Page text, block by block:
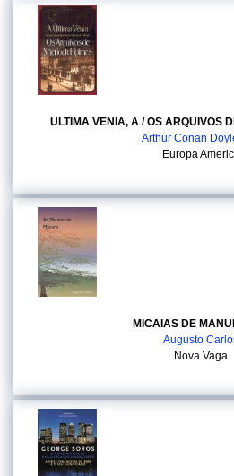
ULTIMA VENIA, A / OS ARQUIVOS
Arthur Conan
Europa
MICAIAS DE
Augusto
Nova Vaga